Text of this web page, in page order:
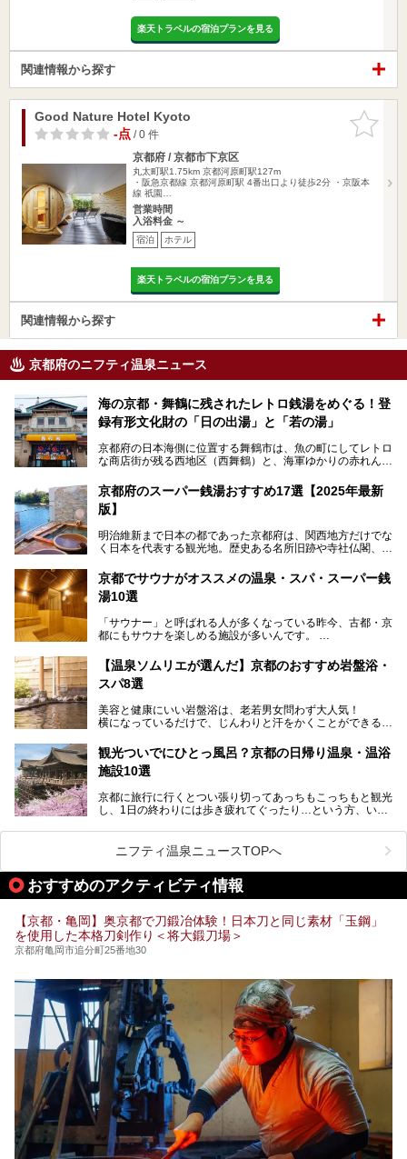
楽天トラベルの宿泊プランを見る
関連情報から探す
お気に入
りに追加
Good Nature Hotel Kyoto
-点/ 0 件
京都府 / 京都市下京区
丸太町駅1.75km 京都河原町駅127m
・阪急京都線 京都河原町駅 4番出口より徒歩2分 ・京阪本
線 祇園…
営業時間
入浴料金 ～
宿泊 ホテル
楽天トラベルの宿泊プランを見る
関連情報から探す
京都府のニフティ温泉ニュース
海の京都・舞鶴に残されたレトロ銭湯をめぐる！登
録有形文化財の「日の出湯」と「若の湯」
京都府の日本海側に位置する舞鶴市は、魚の町にしてレトロ
な商店街が残る西地区（西舞鶴）と、海軍ゆかりの赤れんが
ます。今回案内するのは西地区に今も残る2軒の銭湯「日の
出湯」と「若の湯」。いずれも国の登録有形文化財に指定さ
れた歴史ある建物でありながら、今も現役のお風呂屋さんで
漁師町や商店街で働く人々を支えてきたこの2軒の銭湯とと
ます。
───
この記事は京都府舞鶴市のPR記事です。
京都府のスーパー銭湯おすすめ17選【2025年最新
版】
明治維新まで日本の都であった京都府は、関西地方だけでな
く日本を代表する観光地。歴史ある名所旧跡や寺社仏閣、そ
今回は、そんな京都府で2025年現在おすすめのスーパー銭
湯を紹介します。
部でレジャー気分を満喫できる温泉施設まで、好みのスーパ
ー銭湯を探してみてくださいね。
京都でサウナがオススメの温泉・スパ・スーパー銭
湯10選
「サウナー」と呼ばれる人が多くなっている昨今、古都・京
都にもサウナを楽しめる施設が多いんです。
自分の好きなサウナを探すのもいいですが、さまざまなサウ
ナを体感してみたいですよね。
のある温浴施設を紹介します。
ウナを楽しみましょう！
【温泉ソムリエが選んだ】京都のおすすめ岩盤浴・
スパ8選
美容と健康にいい岩盤浴は、老若男女問わず大人気！
横になっているだけで、じんわりと汗をかくことができるの
地元の方はもちろん、旅先としても人気の京都。
観光のついでに岩盤浴のある温泉に浸かってリフレッシュす
今回は京都にある岩盤浴のある施設をピックアップしてご紹
観光ついでにひとっ風呂？京都の日帰り温泉・温浴
施設10選
京都に旅行に行くとつい張り切ってあっちもこっちもと観光
し、1日の終わりには歩き疲れてぐったり…という方、いま
そんな疲れた身体には温泉です！京都には、市内にも郊外に
も素晴らしい温泉がたくさんあります。そこで、日帰り利用
できるおすすめの温泉・温浴施設をまとめてみました。
ニフティ温泉ニュースTOPへ
おすすめのアクティビティ情報
【京都・亀岡】奥京都で刀鍛冶体験！日本刀と同じ素材「玉鋼」
を使用した本格刀剣作り＜将大鍛刀場＞
京都府亀岡市追分町25番地30